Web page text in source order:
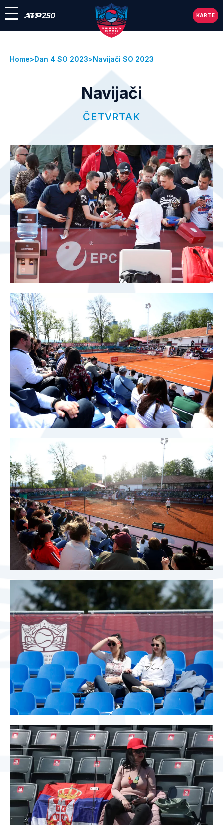
KARTE
Home Dan 4 SO 2023 Navijači SO 2023
Navijači
ČETVRTAK